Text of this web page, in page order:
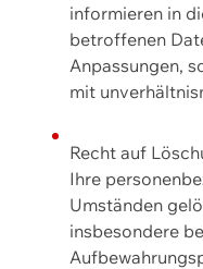
informieren in
betroffenen
Anpassungen,
mit
Recht auf
Ihre
Umständen
insbesondere